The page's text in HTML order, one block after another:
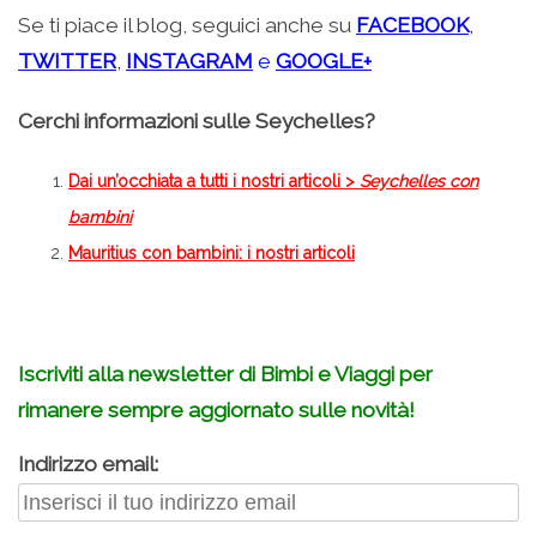
Se ti piace il blog, seguici anche su FACEBOOK,
TWITTER, INSTAGRAM e GOOGLE+
Cerchi informazioni sulle Seychelles?
Dai un’occhiata a tutti i nostri articoli > Seychelles con
bambini
Mauritius con bambini: i nostri articoli
Iscriviti alla newsletter di Bimbi e Viaggi per
rimanere sempre aggiornato sulle novità!
Indirizzo email: